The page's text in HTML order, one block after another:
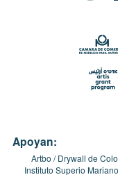
Apoyan:
Artbo Drywall de
Instituto Superio